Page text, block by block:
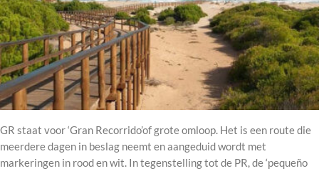
GR staat voor ‘Gran Recorrido’of grote omloop. Het is een route die
meerdere dagen in beslag neemt en aangeduid wordt met
markeringen in rood en wit. In tegenstelling tot de PR, de ‘pequeño